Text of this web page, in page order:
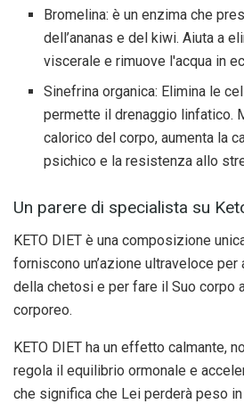
Bromelina: è un enzima che
dell’ananas e del kiwi. Aiuta a
viscerale e rimuove l'acqua in
Sinefrina organica: Elimina le
permette il drenaggio linfatico.
calorico del corpo, aumenta la
psichico e la resistenza allo
Un parere di specialista su
KETO DIET è una composizione
forniscono un’azione ultraveloce
della chetosi e per fare il Suo corpo
corporeo.
KETO DIET ha un effetto calmante,
regola il equilibrio ormonale e
che significa che Lei perderà peso